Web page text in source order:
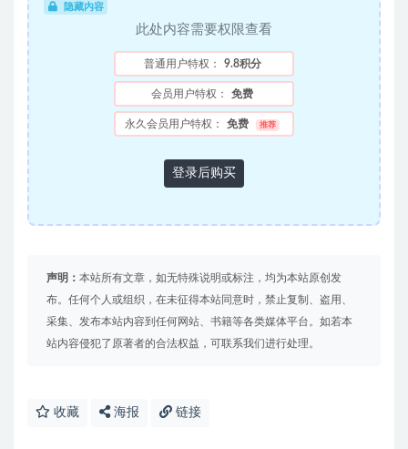
隐藏内容
此处内容需要权限查看
普通用户特权： 9.8积分
会员用户特权： 免费
永久会员用户特权： 免费 推荐
登录后购买
声明： 本站所有文章，如无特殊说明或标注，均为本站原创发
布。任何个人或组织，在未征得本站同意时，禁止复制、盗用、
采集、发布本站内容到任何网站、书籍等各类媒体平台。如若本
站内容侵犯了原著者的合法权益，可联系我们进行处理。
收藏 海报 链接